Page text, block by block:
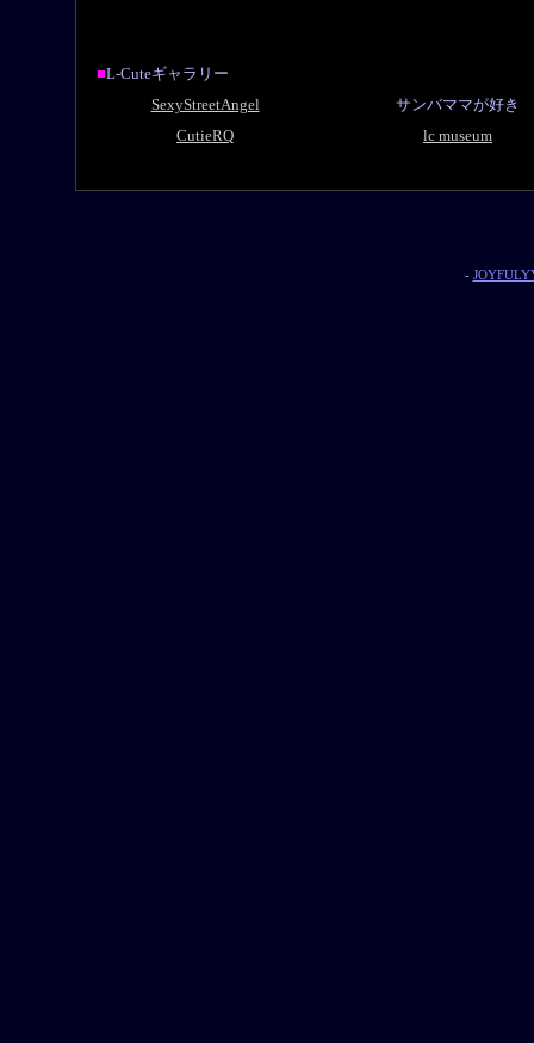
■L-Cuteギャラリー
SexyStreetAngel
サンバママが好き
CutieRQ
lc museum
-